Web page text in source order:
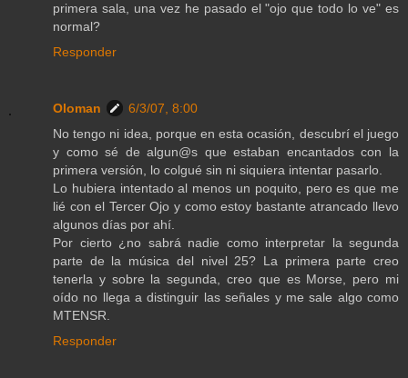
primera sala, una vez he pasado el "ojo que todo lo ve" es
normal?
Responder
Oloman
6/3/07, 8:00
No tengo ni idea, porque en esta ocasión, descubrí el juego
y como sé de algun@s que estaban encantados con la
primera versión, lo colgué sin ni siquiera intentar pasarlo.
Lo hubiera intentado al menos un poquito, pero es que me
lié con el Tercer Ojo y como estoy bastante atrancado llevo
algunos días por ahí.
Por cierto ¿no sabrá nadie como interpretar la segunda
parte de la música del nivel 25? La primera parte creo
tenerla y sobre la segunda, creo que es Morse, pero mi
oído no llega a distinguir las señales y me sale algo como
MTENSR.
Responder